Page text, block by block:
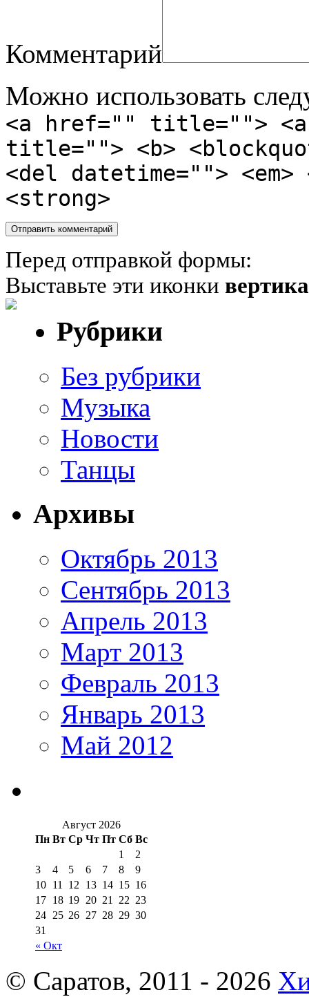
Комментарий
Можно использовать
<a href="" title="">
title=""> <b>
<del datetime="">
<strong>
Перед отправкой формы:
Выставьте эти иконки
Рубрики
Без рубрики
Музыка
Новости
Танцы
Архивы
Октябрь 2013
Сентябрь 2013
Апрель 2013
Март 2013
Февраль 2013
Январь 2013
Май 2012
Август 2026
Пн Вт Ср Чт Пт Сб Вс
« Окт
1
2
3
4 5 6 7 8
9
10 11 12 13 14 15 16
17 18 19 20 21 22 23
24 25 26 27 28 29 30
31
© Саратов, 2011 - 2026